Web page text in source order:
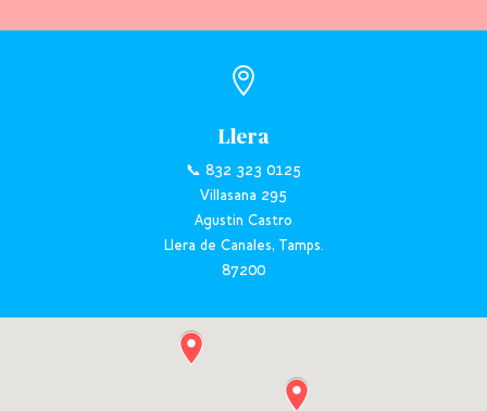

Llera
📞 832 323 0125
Villasana 295
Agustin Castro
Llera de Canales, Tamps.
87200